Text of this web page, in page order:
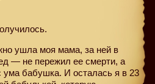
ушла моя мама, за ней в
— не пережил ее смерти, а
бабушка. И осталась я в 23